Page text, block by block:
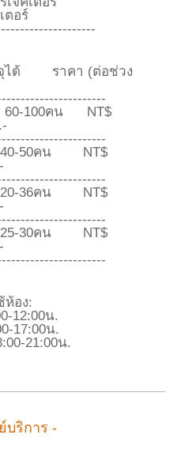
ตอร์
ด้ ราคา (ต่อช่วง
60-100คน NT$
50คน NT$
36คน NT$
30คน NT$
ห้อง:
12:00น.
17:00น.
21:00น.
บริการ -